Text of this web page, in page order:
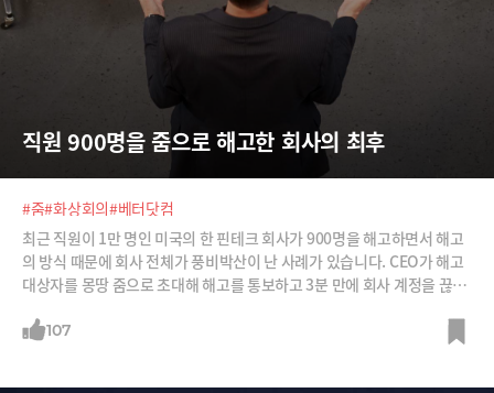
직원 900명을 줌으로 해고한 회사의 최후
#줌#화상회의#베터닷컴
최근 직원이 1만 명인 미국의 한 핀테크 회사가 900명을 해고하면서 해고
의 방식 때문에 회사 전체가 풍비박산이 난 사례가 있습니다. CEO가 해고
대상자를 몽땅 줌으로 초대해 해고를 통보하고 3분 만에 회사 계정을 끊어
렸고 3명의 임원도 사표를 냈습니다. 그래서 스타트업계 구루로 불리는, 앤
107